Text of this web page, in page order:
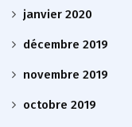
janvier 2020
décembre 2019
novembre 2019
octobre 2019